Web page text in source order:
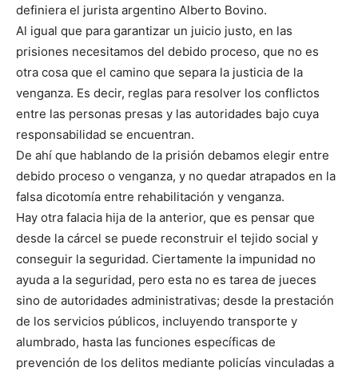
definiera el jurista argentino Alberto Bovino.
Al igual que para garantizar un juicio justo, en las
prisiones necesitamos del debido proceso, que no es
otra cosa que el camino que separa la justicia de la
venganza. Es decir, reglas para resolver los conflictos
entre las personas presas y las autoridades bajo cuya
responsabilidad se encuentran.
De ahí que hablando de la prisión debamos elegir entre
debido proceso o venganza, y no quedar atrapados en la
falsa dicotomía entre rehabilitación y venganza.
Hay otra falacia hija de la anterior, que es pensar que
desde la cárcel se puede reconstruir el tejido social y
conseguir la seguridad. Ciertamente la impunidad no
ayuda a la seguridad, pero esta no es tarea de jueces
sino de autoridades administrativas; desde la prestación
de los servicios públicos, incluyendo transporte y
alumbrado, hasta las funciones específicas de
prevención de los delitos mediante policías vinculadas a